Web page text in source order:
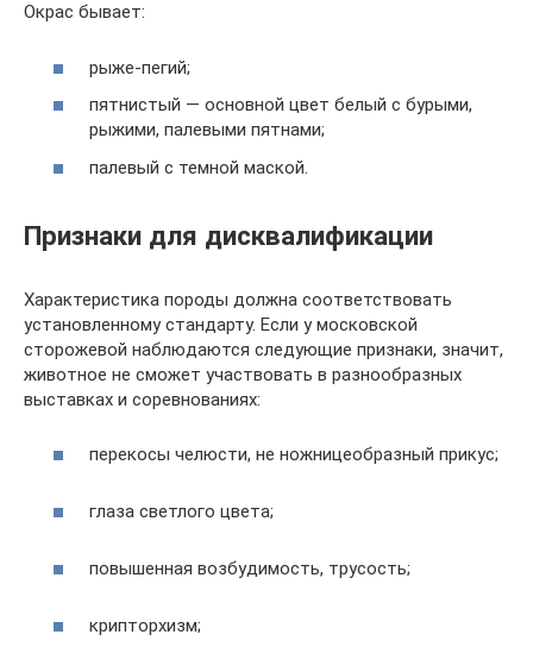
Окрас бывает:
рыже-пегий;
пятнистый — основной цвет белый с бурыми,
рыжими, палевыми пятнами;
палевый с темной маской.
Признаки для дисквалификации
Характеристика породы должна соответствовать
установленному стандарту. Если у московской
сторожевой наблюдаются следующие признаки, значит,
животное не сможет участвовать в разнообразных
выставках и соревнованиях:
перекосы челюсти, не ножницеобразный прикус;
глаза светлого цвета;
повышенная возбудимость, трусость;
крипторхизм;